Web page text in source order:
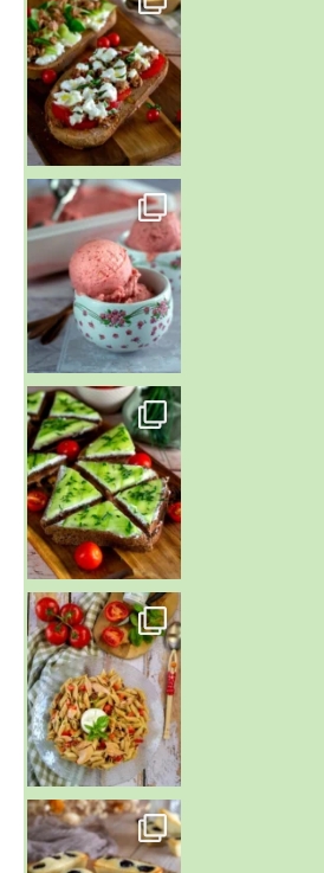
~ NICE CREAM À LA FRAISE ~
Presque un mois que
~ SALADE DE PÂTES AUX DEUX TOMATES THON ET BURRA
~ FINANCIERS MYRTILLES ET CITRON ~
Aujourd'hu